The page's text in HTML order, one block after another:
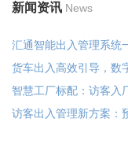
新闻资讯 News
汇通智能出入管理系统
货车出入高效引导，数
智慧工厂标配：访客入
访客出入管理新方案：